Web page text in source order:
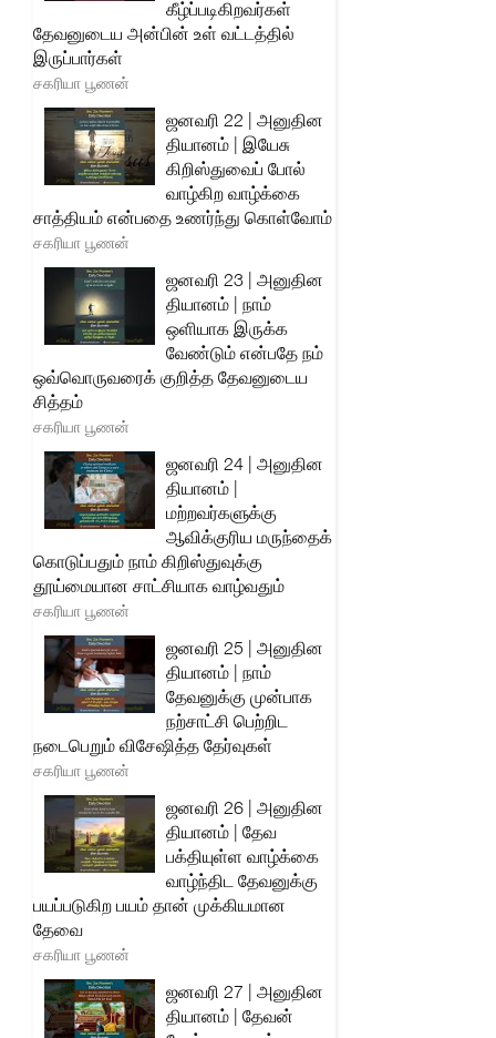
கீழ்ப்படிகிறவர்கள்
தேவனுடைய அன்பின் உள் வட்டத்தில்
இருப்பார்கள்
சகரியா பூணன்
ஜனவரி 22 | அனுதின
தியானம் | இயேசு
கிறிஸ்துவைப் போல்
வாழ்கிற வாழ்க்கை
சாத்தியம் என்பதை உணர்ந்து கொள்வோம்
சகரியா பூணன்
ஜனவரி 23 | அனுதின
தியானம் | நாம்
ஒளியாக இருக்க
வேண்டும் என்பதே நம்
ஒவ்வொருவரைக் குறித்த தேவனுடைய
சித்தம்
சகரியா பூணன்
ஜனவரி 24 | அனுதின
தியானம் |
மற்றவர்களுக்கு
ஆவிக்குரிய மருந்தைக்
கொடுப்பதும் நாம் கிறிஸ்துவுக்கு
தூய்மையான சாட்சியாக வாழ்வதும்
சகரியா பூணன்
ஜனவரி 25 | அனுதின
தியானம் | நாம்
தேவனுக்கு முன்பாக
நற்சாட்சி பெற்றிட
நடைபெறும் விசேஷித்த தேர்வுகள்
சகரியா பூணன்
ஜனவரி 26 | அனுதின
தியானம் | தேவ
பக்தியுள்ள வாழ்க்கை
வாழ்ந்திட தேவனுக்கு
பயப்படுகிற பயம் தான் முக்கியமான
தேவை
சகரியா பூணன்
ஜனவரி 27 | அனுதின
தியானம் | தேவன்